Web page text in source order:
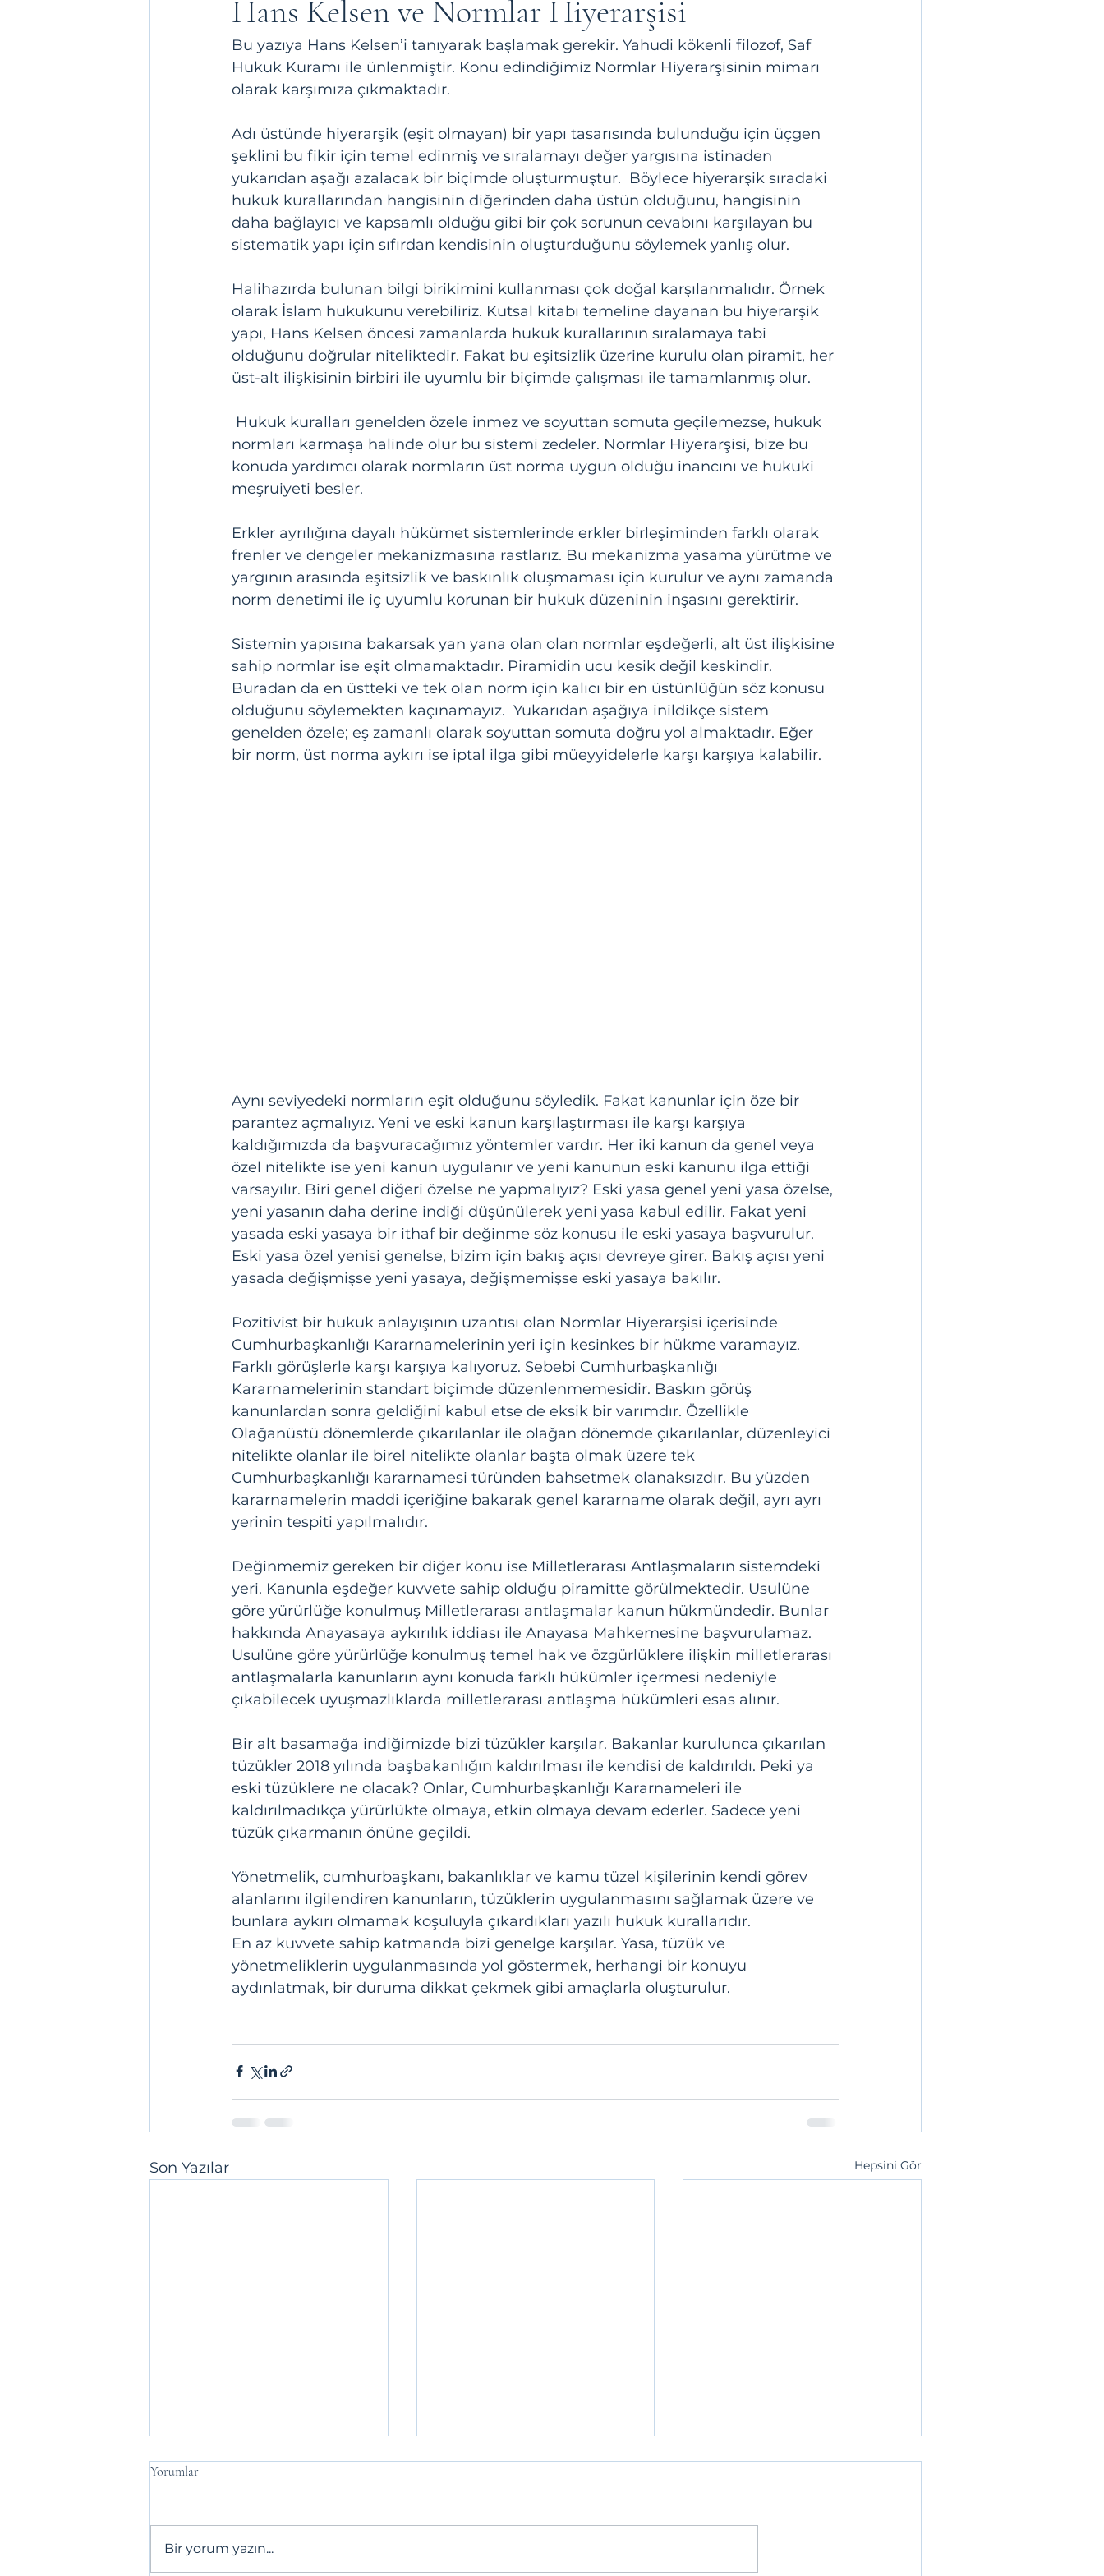
Hans Kelsen ve Normlar Hiyerarşisi
Bu yazıya Hans Kelsen’i tanıyarak başlamak gerekir. Yahudi kökenli filozof, Saf
Hukuk Kuramı ile ünlenmiştir. Konu edindiğimiz Normlar Hiyerarşisinin mimarı
olarak karşımıza çıkmaktadır.
Adı üstünde hiyerarşik (eşit olmayan) bir yapı tasarısında bulunduğu için üçgen
şeklini bu fikir için temel edinmiş ve sıralamayı değer yargısına istinaden
yukarıdan aşağı azalacak bir biçimde oluşturmuştur.  Böylece hiyerarşik sıradaki
hukuk kurallarından hangisinin diğerinden daha üstün olduğunu, hangisinin
daha bağlayıcı ve kapsamlı olduğu gibi bir çok sorunun cevabını karşılayan bu
sistematik yapı için sıfırdan kendisinin oluşturduğunu söylemek yanlış olur.
Halihazırda bulunan bilgi birikimini kullanması çok doğal karşılanmalıdır. Örnek
olarak İslam hukukunu verebiliriz. Kutsal kitabı temeline dayanan bu hiyerarşik
yapı, Hans Kelsen öncesi zamanlarda hukuk kurallarının sıralamaya tabi
olduğunu doğrular niteliktedir. Fakat bu eşitsizlik üzerine kurulu olan piramit, her
üst-alt ilişkisinin birbiri ile uyumlu bir biçimde çalışması ile tamamlanmış olur.
normları karmaşa halinde olur bu sistemi zedeler. Normlar Hiyerarşisi, bize bu
konuda yardımcı olarak normların üst norma uygun olduğu inancını ve hukuki
meşruiyeti besler.
Erkler ayrılığına dayalı hükümet sistemlerinde erkler birleşiminden farklı olarak
frenler ve dengeler mekanizmasına rastlarız. Bu mekanizma yasama yürütme ve
yargının arasında eşitsizlik ve baskınlık oluşmaması için kurulur ve aynı zamanda
norm denetimi ile iç uyumlu korunan bir hukuk düzeninin inşasını gerektirir.
Sistemin yapısına bakarsak yan yana olan olan normlar eşdeğerli, alt üst ilişkisine
sahip normlar ise eşit olmamaktadır. Piramidin ucu kesik değil keskindir.
Buradan da en üstteki ve tek olan norm için kalıcı bir en üstünlüğün söz konusu
olduğunu söylemekten kaçınamayız.  Yukarıdan aşağıya inildikçe sistem
genelden özele; eş zamanlı olarak soyuttan somuta doğru yol almaktadır. Eğer
bir norm, üst norma aykırı ise iptal ilga gibi müeyyidelerle karşı karşıya kalabilir.
Aynı seviyedeki normların eşit olduğunu söyledik. Fakat kanunlar için öze bir
parantez açmalıyız. Yeni ve eski kanun karşılaştırması ile karşı karşıya
kaldığımızda da başvuracağımız yöntemler vardır. Her iki kanun da genel veya
özel nitelikte ise yeni kanun uygulanır ve yeni kanunun eski kanunu ilga ettiği
varsayılır. Biri genel diğeri özelse ne yapmalıyız? Eski yasa genel yeni yasa özelse,
yeni yasanın daha derine indiği düşünülerek yeni yasa kabul edilir. Fakat yeni
yasada eski yasaya bir ithaf bir değinme söz konusu ile eski yasaya başvurulur.
Eski yasa özel yenisi genelse, bizim için bakış açısı devreye girer. Bakış açısı yeni
yasada değişmişse yeni yasaya, değişmemişse eski yasaya bakılır.
Pozitivist bir hukuk anlayışının uzantısı olan Normlar Hiyerarşisi içerisinde
Cumhurbaşkanlığı Kararnamelerinin yeri için kesinkes bir hükme varamayız.
Farklı görüşlerle karşı karşıya kalıyoruz. Sebebi Cumhurbaşkanlığı
Kararnamelerinin standart biçimde düzenlenmemesidir. Baskın görüş
kanunlardan sonra geldiğini kabul etse de eksik bir varımdır. Özellikle
Olağanüstü dönemlerde çıkarılanlar ile olağan dönemde çıkarılanlar, düzenleyici
nitelikte olanlar ile birel nitelikte olanlar başta olmak üzere tek
Cumhurbaşkanlığı kararnamesi türünden bahsetmek olanaksızdır. Bu yüzden
kararnamelerin maddi içeriğine bakarak genel kararname olarak değil, ayrı ayrı
yerinin tespiti yapılmalıdır.
Değinmemiz gereken bir diğer konu ise Milletlerarası Antlaşmaların sistemdeki
yeri. Kanunla eşdeğer kuvvete sahip olduğu piramitte görülmektedir. Usulüne
göre yürürlüğe konulmuş Milletlerarası antlaşmalar kanun hükmündedir. Bunlar
hakkında Anayasaya aykırılık iddiası ile Anayasa Mahkemesine başvurulamaz.
Usulüne göre yürürlüğe konulmuş temel hak ve özgürlüklere ilişkin milletlerarası
antlaşmalarla kanunların aynı konuda farklı hükümler içermesi nedeniyle
çıkabilecek uyuşmazlıklarda milletlerarası antlaşma hükümleri esas alınır.
Bir alt basamağa indiğimizde bizi tüzükler karşılar. Bakanlar kurulunca çıkarılan
tüzükler 2018 yılında başbakanlığın kaldırılması ile kendisi de kaldırıldı. Peki ya
eski tüzüklere ne olacak? Onlar, Cumhurbaşkanlığı Kararnameleri ile
kaldırılmadıkça yürürlükte olmaya, etkin olmaya devam ederler. Sadece yeni
tüzük çıkarmanın önüne geçildi.
Yönetmelik, cumhurbaşkanı, bakanlıklar ve kamu tüzel kişilerinin kendi görev
alanlarını ilgilendiren kanunların, tüzüklerin uygulanmasını sağlamak üzere ve
bunlara aykırı olmamak koşuluyla çıkardıkları yazılı hukuk kurallarıdır.
En az kuvvete sahip katmanda bizi genelge karşılar. Yasa, tüzük ve
yönetmeliklerin uygulanmasında yol göstermek, herhangi bir konuyu
aydınlatmak, bir duruma dikkat çekmek gibi amaçlarla oluşturulur.
Son Yazılar Hepsini Gör
Yorumlar
Bir yorum yazın...